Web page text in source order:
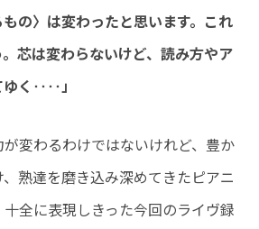
の〉は変わったと思います。これ
芯は変わらないけど、読み方やア
ゆく‥‥」
変わるわけではないけれど、豊か
熟達を磨き込み深めてきたピアニ
全に表現しきった今回のライヴ録